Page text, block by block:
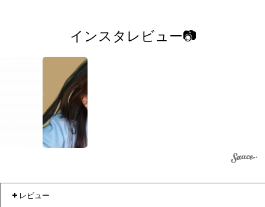
インスタレビュー📷
レビュー